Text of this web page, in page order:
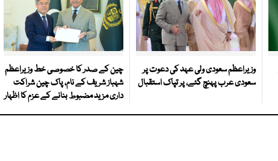
وزیراعظم سعودی ولی عہد کی دعوت پر
سعودی عرب پہنچ گئے، پر تپاک استقبال
چین کے صدر کا خصوصی خط وزیراعظم
شہباز شریف کے نام، پاک چین شراکت
داری مزید مضبوط بنانے کے عزم کا اظہار